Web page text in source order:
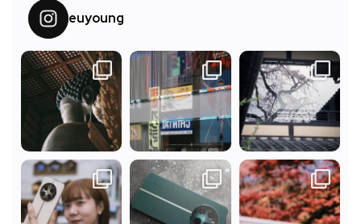
euyoung